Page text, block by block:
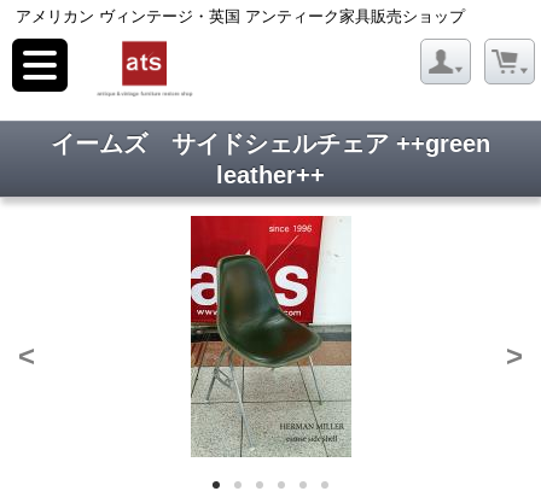
アメリカン ヴィンテージ・英国 アンティーク家具販売ショップ
toggle
navigation
イームズ サイドシェルチェア ++green
leather++
< >